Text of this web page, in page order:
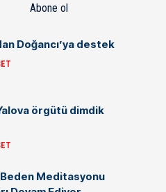
Abone ol
Doğancı’ya destek
örgütü dimdik
Beden Meditasyonu